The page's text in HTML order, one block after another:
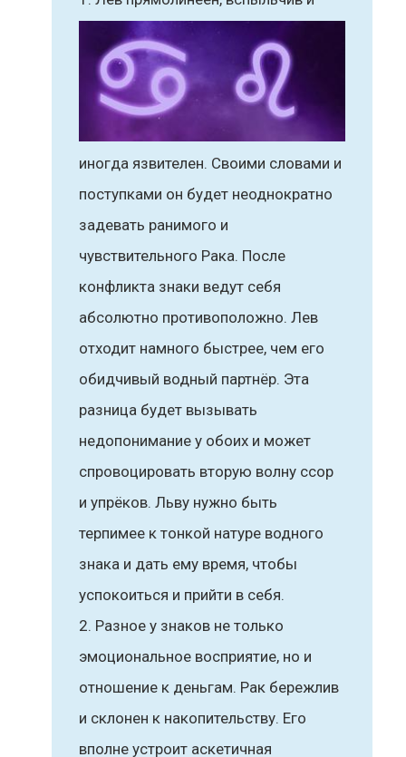
иногда язвителен. Своими словами и
поступками он будет неоднократно
задевать ранимого и
чувствительного Рака. После
конфликта знаки ведут себя
абсолютно противоположно. Лев
отходит намного быстрее, чем его
обидчивый водный партнёр. Эта
разница будет вызывать
недопонимание у обоих и может
спровоцировать вторую волну ссор
и упрёков. Льву нужно быть
терпимее к тонкой натуре водного
знака и дать ему время, чтобы
успокоиться и прийти в себя.
Разное у знаков не только
эмоциональное восприятие, но и
отношение к деньгам. Рак бережлив
и склонен к накопительству. Его
вполне устроит аскетичная